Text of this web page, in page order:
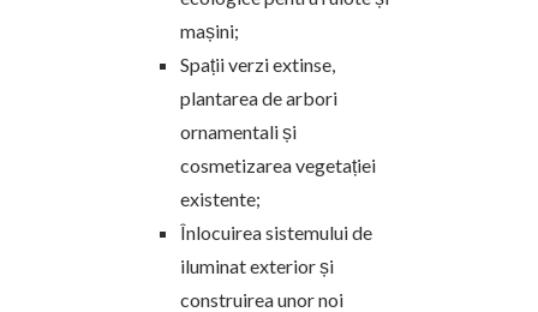
mașini;
Spații verzi extinse,
plantarea de arbori
ornamentali și
cosmetizarea vegetației
existente;
Înlocuirea sistemului de
iluminat exterior și
construirea unor noi